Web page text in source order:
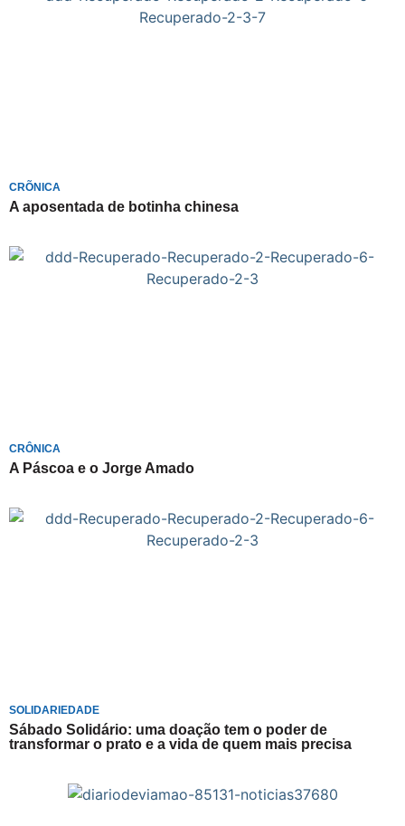
CRÕNICA
A aposentada de botinha chinesa
CRÔNICA
A Páscoa e o Jorge Amado
SOLIDARIEDADE
Sábado Solidário: uma doação tem o poder de
transformar o prato e a vida de quem mais precisa